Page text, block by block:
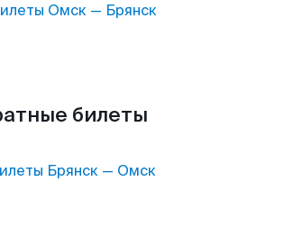
Омск — Брянск
билеты
Брянск— Омск